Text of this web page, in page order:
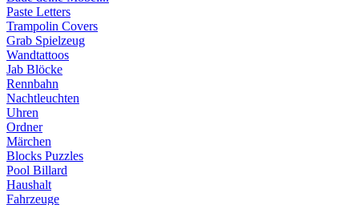
Paste Letters
Trampolin Covers
Grab Spielzeug
Wandtattoos
Jab Blöcke
Rennbahn
Nachtleuchten
Uhren
Ordner
Märchen
Blocks Puzzles
Pool Billard
Haushalt
Fahrzeuge